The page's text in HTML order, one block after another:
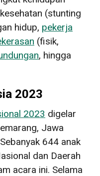
(stunting
hidup, pekerja
(fisik,
, hingga
2023
2023 digelar
Jawa
644 anak
dan Daerah
acara ini. Selama